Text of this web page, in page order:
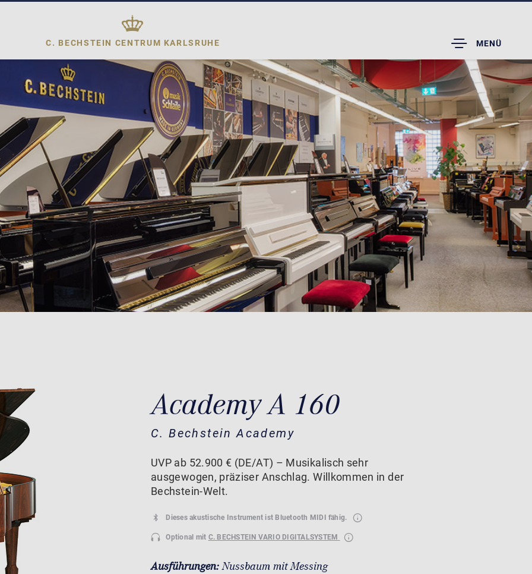
C. BECHSTEIN CENTRUM KARLSRUHE
TOGGLE
DROPDOWN
MENÜ
Academy A 160
C. Bechstein Academy
UVP ab 52.900 € (DE/AT) – Musikalisch sehr
ausgewogen, präziser Anschlag. Willkommen in der
Bechstein-Welt.
Dieses akustische Instrument ist Bluetooth MIDI fähig.
Optional mit C. BECHSTEIN VARIO DIGITALSYSTEM
Ausführungen:Nussbaum mit Messing